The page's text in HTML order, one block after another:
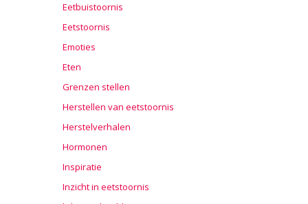
Eetbuistoornis
Eetstoornis
Emoties
Eten
Grenzen stellen
Herstellen van eetstoornis
Herstelverhalen
Hormonen
Inspiratie
Inzicht in eetstoornis